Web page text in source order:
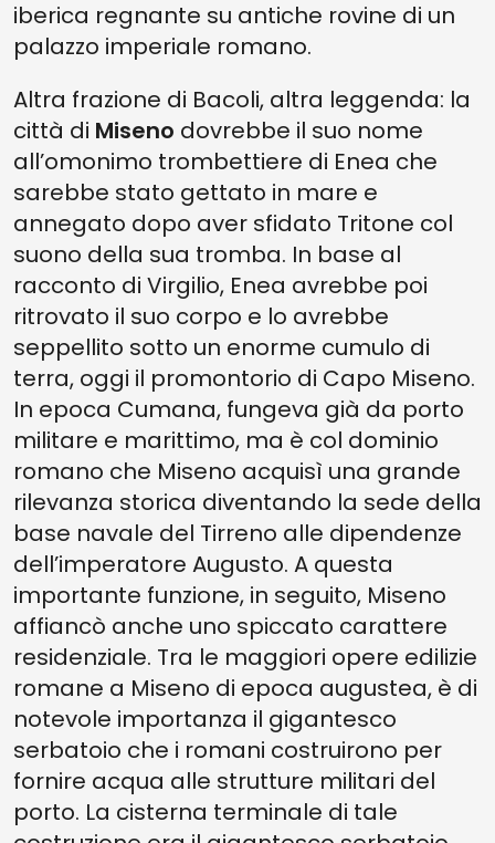
iberica regnante su antiche rovine di un
palazzo imperiale romano.
Altra frazione di Bacoli, altra leggenda: la
città di Miseno dovrebbe il suo nome
all’omonimo trombettiere di Enea che
sarebbe stato gettato in mare e
annegato dopo aver sfidato Tritone col
suono della sua tromba. In base al
racconto di Virgilio, Enea avrebbe poi
ritrovato il suo corpo e lo avrebbe
seppellito sotto un enorme cumulo di
terra, oggi il promontorio di Capo Miseno.
In epoca Cumana, fungeva già da porto
militare e marittimo, ma è col dominio
romano che Miseno acquisì una grande
rilevanza storica diventando la sede della
base navale del Tirreno alle dipendenze
dell’imperatore Augusto. A questa
importante funzione, in seguito, Miseno
affiancò anche uno spiccato carattere
residenziale. Tra le maggiori opere edilizie
romane a Miseno di epoca augustea, è di
notevole importanza il gigantesco
serbatoio che i romani costruirono per
fornire acqua alle strutture militari del
porto. La cisterna terminale di tale